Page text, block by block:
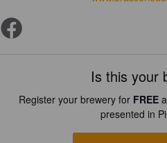
Is this your
Register your brewery for FREE
presented in